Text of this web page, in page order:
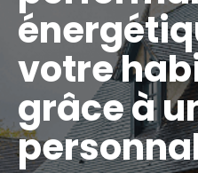
votre
grâce à